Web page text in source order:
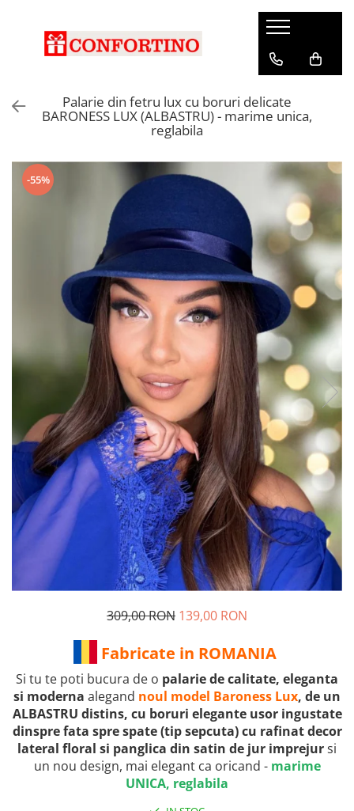
Palarie din fetru lux cu boruri delicate
BARONESS LUX (ALBASTRU) - marime unica,
reglabila
-55%
309,00 RON 139,00 RON
Fabricate in ROMANIA
Si tu te poti bucura de o palarie de calitate, eleganta
si moderna alegand noul model Baroness Lux, de un
ALBASTRU distins, cu boruri elegante usor ingustate
dinspre fata spre spate (tip sepcuta) cu rafinat decor
lateral floral si panglica din satin de jur imprejursi
un nou design, mai elegant ca oricand - marime
UNICA, reglabila